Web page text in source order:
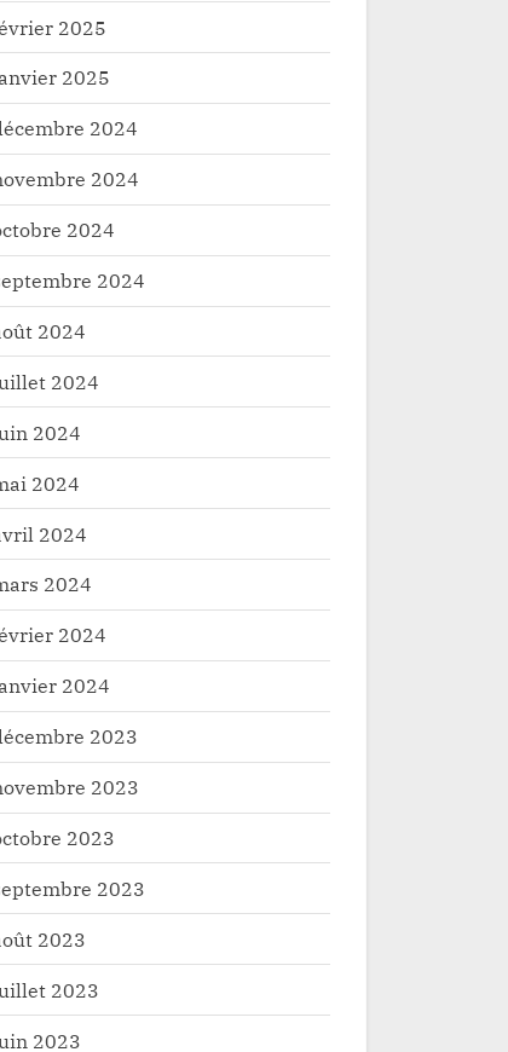
2025
2025
2024
2024
2024
2024
2024
2024
2024
2024
2024
2024
2024
2024
2023
2023
2023
2023
2023
2023
2023